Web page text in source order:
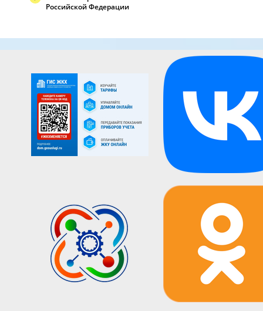
Российской Федерации